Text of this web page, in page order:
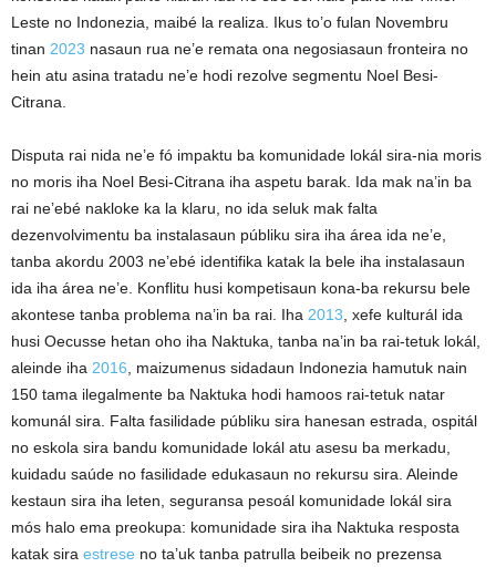
Leste no Indonezia, maibé la realiza. Ikus to’o fulan Novembru
tinan 2023 nasaun rua ne’e remata ona negosiasaun fronteira no
hein atu asina tratadu ne’e hodi rezolve segmentu Noel Besi-
Citrana.
Disputa rai nida ne’e fó impaktu ba komunidade lokál sira-nia moris
no moris iha Noel Besi-Citrana iha aspetu barak. Ida mak na’in ba
rai ne’ebé nakloke ka la klaru, no ida seluk mak falta
dezenvolvimentu ba instalasaun públiku sira iha área ida ne’e,
tanba akordu 2003 ne’ebé identifika katak la bele iha instalasaun
ida iha área ne’e. Konflitu husi kompetisaun kona-ba rekursu bele
akontese tanba problema na’in ba rai. Iha 2013 , xefe kulturál ida
husi Oecusse hetan oho iha Naktuka, tanba na’in ba rai-tetuk lokál,
aleinde iha 2016 , maizumenus sidadaun Indonezia hamutuk nain
150 tama ilegalmente ba Naktuka hodi hamoos rai-tetuk natar
komunál sira. Falta fasilidade públiku sira hanesan estrada, ospitál
no eskola sira bandu komunidade lokál atu asesu ba merkadu,
kuidadu saúde no fasilidade edukasaun no rekursu sira. Aleinde
kestaun sira iha leten, seguransa pesoál komunidade lokál sira
mós halo ema preokupa: komunidade sira iha Naktuka resposta
katak sira estrese no ta’uk tanba patrulla beibeik no prezensa